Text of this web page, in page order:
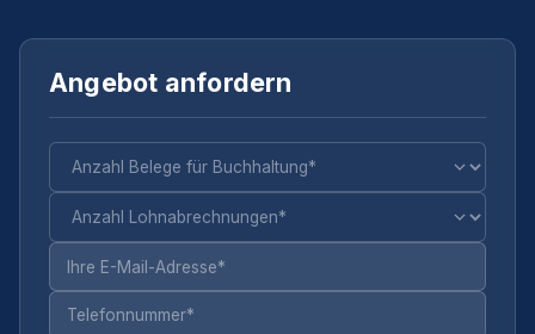
Angebot anfordern